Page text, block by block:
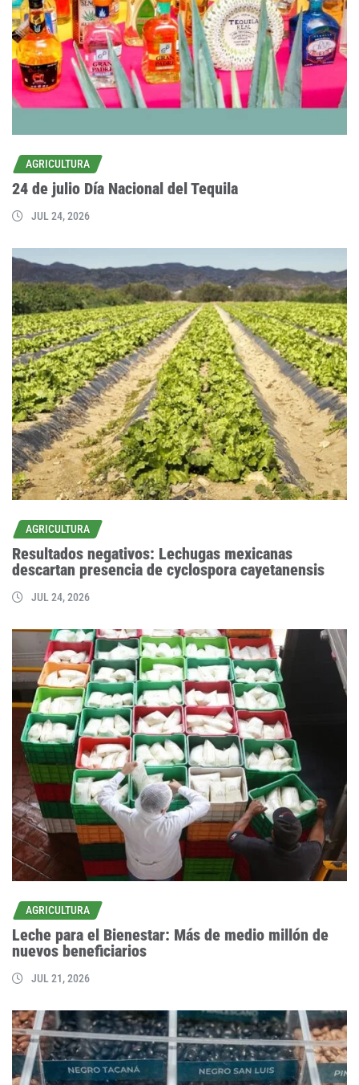
AGRICULTURA
24 de julio Día Nacional del Tequila
JUL 24, 2026
AGRICULTURA
Resultados negativos: Lechugas mexicanas
descartan presencia de cyclospora cayetanensis
JUL 24, 2026
AGRICULTURA
Leche para el Bienestar: Más de medio millón de
nuevos beneficiarios
JUL 21, 2026